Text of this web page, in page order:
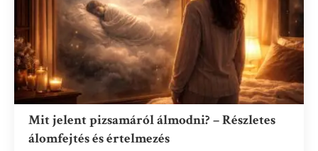
Mit jelent pizsamáról álmodni? – Részletes
álomfejtés és értelmezés